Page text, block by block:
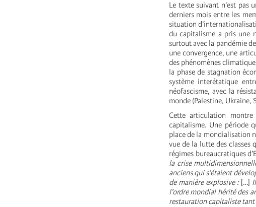
Le texte suivant n’est pas
derniers mois entre les
situation
du capitalisme a pris une
surtout avec la pandémie
une convergence, une
des phénomènes
la phase de stagnation
système interétatique
néofascisme, avec la
monde (Palestine, Ukraine,
Cette articulation montre
capitalisme. Une période
place de la mondialisation
vue de la lutte des classes
régimes bureaucratiques
la crise
anciens qui s’étaient
de manière explosive :[…]
l’ordre mondial hérité des
restauration capitaliste tant